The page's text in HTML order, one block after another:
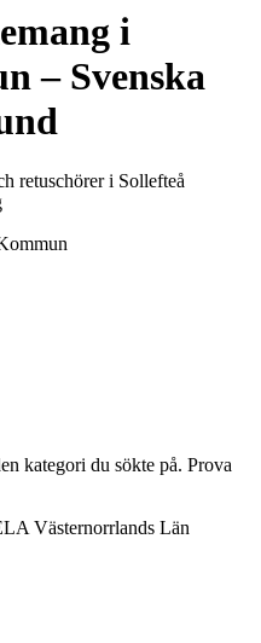
i
– Svenska
retuschörer i Sollefteå
kategori du sökte på. Prova
Västernorrlands Län